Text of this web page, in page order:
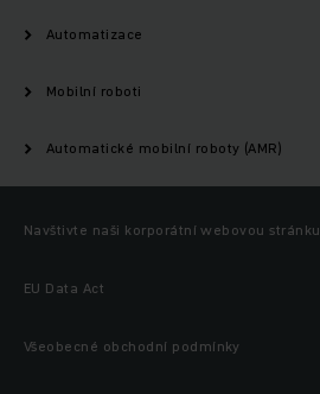
Automatizace
Mobilní roboti
Automatické mobilní roboty (AMR)
Navštivte naši korporátní webovou stránku
EU Data Act
Všeobecné obchodní podmínky